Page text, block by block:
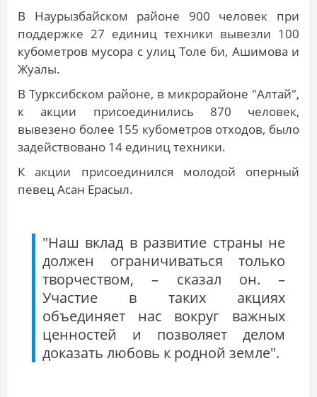
В Наурызбайском районе 900 человек при
поддержке 27 единиц техники вывезли 100
кубометров мусора с улиц Толе би, Ашимова и
Жуалы.
В Турксибском районе, в микрорайоне "Алтай",
к акции присоединились 870 человек,
вывезено более 155 кубометров отходов, было
задействовано 14 единиц техники.
К акции присоединился молодой оперный
певец Асан Ерасыл.
"Наш вклад в развитие страны не
должен ограничиваться только
творчеством, – сказал он. –
Участие в таких акциях
объединяет нас вокруг важных
ценностей и позволяет делом
доказать любовь к родной земле".